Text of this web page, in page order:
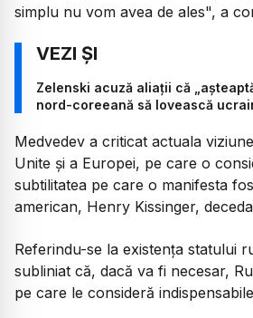
simplu nu vom avea de ales", a
Zelenski acuză aliații că
nord-coreeană să lovească
Medvedev a criticat actuala
Unite și a Europei, pe care o
subtilitatea pe care o manifesta
american, Henry Kissinger,
Referindu-se la existența statului
subliniat că, dacă va fi necesar,
pe care le consideră